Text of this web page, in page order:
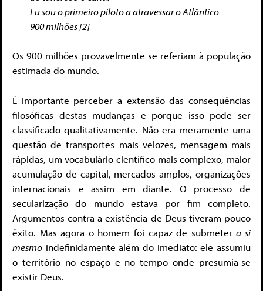
Eu sou o primeiro piloto a atravessar o Atlântico
900 milhões [2]
Os 900 milhões provavelmente se referiam à população
estimada do mundo.
É importante perceber a extensão das consequências
filosóficas destas mudanças e porque isso pode ser
classificado qualitativamente. Não era meramente uma
questão de transportes mais velozes, mensagem mais
rápidas, um vocabulário científico mais complexo, maior
acumulação de capital, mercados amplos, organizações
internacionais e assim em diante. O processo de
secularização do mundo estava por fim completo.
Argumentos contra a existência de Deus tiveram pouco
êxito. Mas agora o homem foi capaz de submetera si
mesmo indefinidamente além do imediato: ele assumiu
o território no espaço e no tempo onde presumia-se
existir Deus.